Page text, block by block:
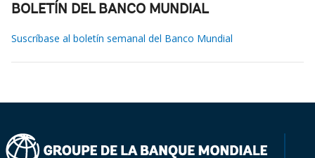
BOLETÍN DEL BANCO MUNDIAL
Suscríbase al boletín semanal del Banco Mundial